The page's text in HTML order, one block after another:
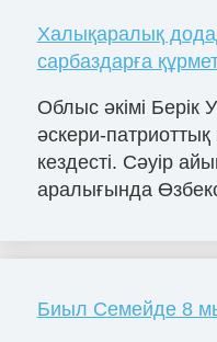
Халықаралық
сарбаздарға
Облыс әкімі
әскери-
кездесті. Сәуір
аралығында
Биыл Семейде 8